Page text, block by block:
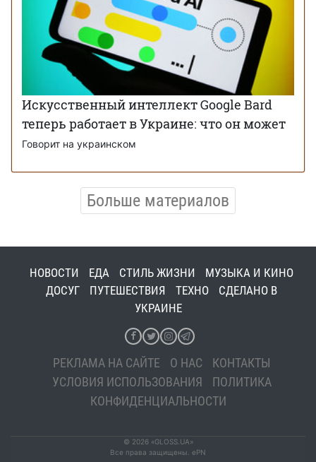
Искусственный интеллект Google Bard
теперь работает в Украине: что он может
Говорит на украинском
Больше материалов
НОВОСТИ ЕДА СТИЛЬ ЖИЗНИ
МУЗЫКА И КИНО
ДОСУГ
ПУТЕШЕСТВИЯ ТЕХНО
СДЕЛАНО В
УКРАИНЕ
РЕКЛАМА НА САЙТЕ О НАС
КОНТАКТЫ
УСЛОВИЯ ИСПОЛЬЗОВАНИЯ
ПОЛИТИКА
КОНФИДЕНЦИАЛЬНОСТИ
© 2026 «GLOSS.UA»
Все права защищены. ePN